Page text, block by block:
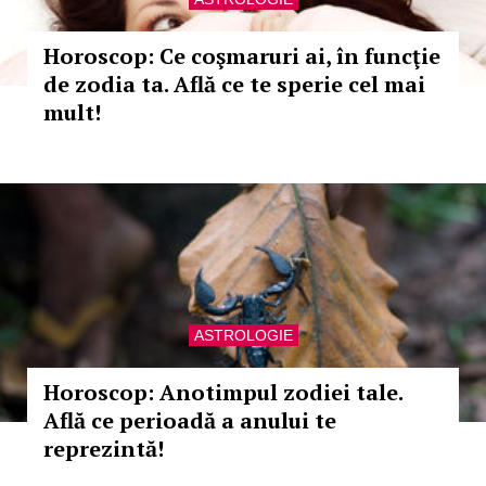
Horoscop: Ce coşmaruri ai, în funcţie
de zodia ta. Află ce te sperie cel mai
mult!
ASTROLOGIE
Horoscop: Anotimpul zodiei tale.
Află ce perioadă a anului te
reprezintă!